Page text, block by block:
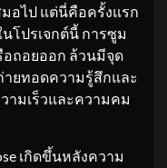
มอไป แต่นี่คือครั้งแรก
โปรเจกต์นี้ การซูม
อถอยออก ล้วนมีจุด
ยทอดความรู้สึกและ
ามเร็วและความคม
เกิดขึ้นหลังความ